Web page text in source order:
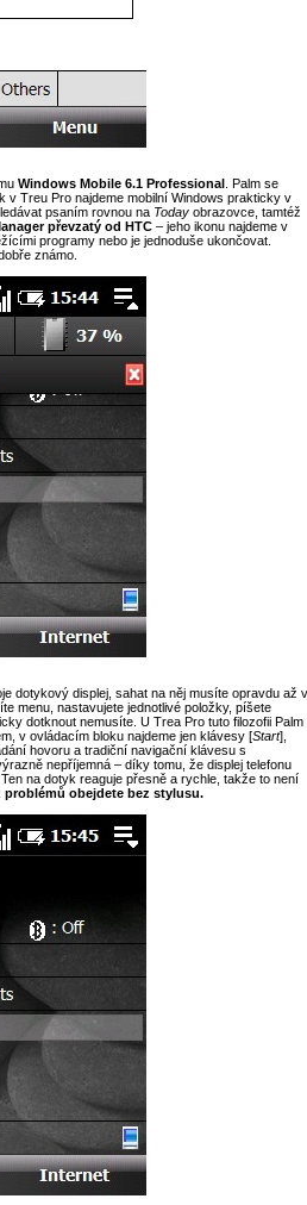
Windows Mobile 6.1 Professional. Palm se
Treu Pro najdeme mobilní Windows prakticky v
psaním rovnou na Today obrazovce, tamtéž
převzatý od HTC– jeho ikonu najdeme v
programy nebo je jednoduše ukončovat.
známo.
dotykový displej, sahat na něj musíte opravdu až
menu, nastavujete jednotlivé položky, píšete
dotknout nemusíte. U Trea Pro tuto filozofii Palm
v ovládacím bloku najdeme jen klávesy [Start],
hovoru a tradiční navigační klávesu s
nepříjemná – díky tomu, že displej telefonu
na dotyk reaguje přesně a rychle, takže to není
problémů obejdete bez stylusu.